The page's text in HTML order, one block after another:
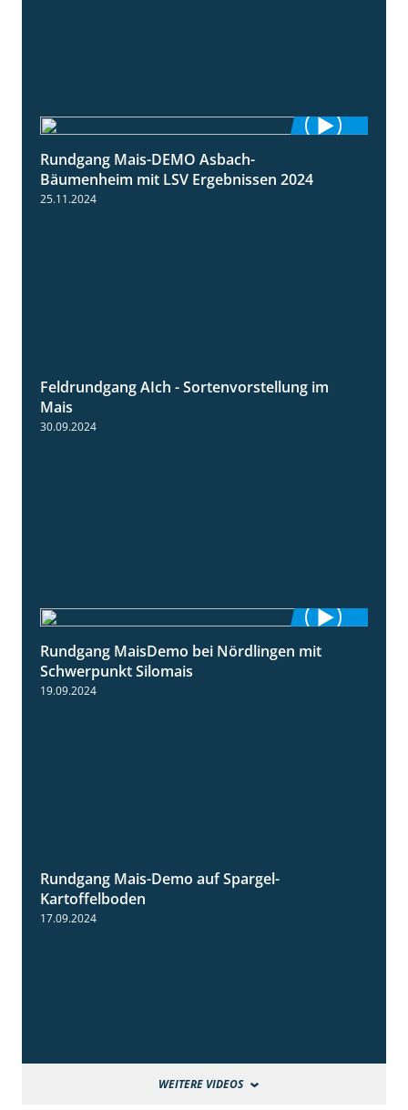
Rundgang Mais-DEMO Asbach-
Bäumenheim mit LSV Ergebnissen 2024
25.11.2024
Feldrundgang AIch - Sortenvorstellung im
Mais
10:51
Rundgang MaisDemo bei Nördlingen mit
Schwerpunkt Silomais
19.09.2024
Rundgang Mais-Demo auf Spargel-
Kartoffelboden
17.09.2024
WEITERE VIDEOS